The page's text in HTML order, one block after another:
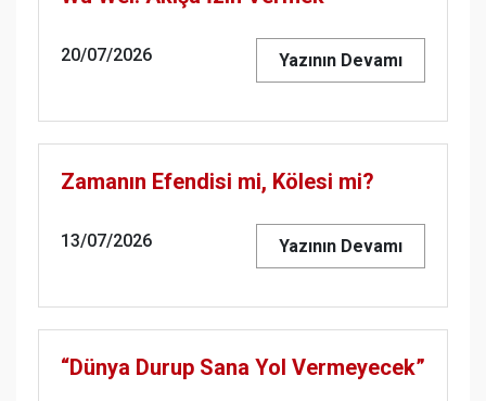
20/07/2026 Yazının Devamı
Zamanın Efendisi mi, Kölesi mi?
13/07/2026 Yazının Devamı
“Dünya Durup Sana Yol Vermeyecek”